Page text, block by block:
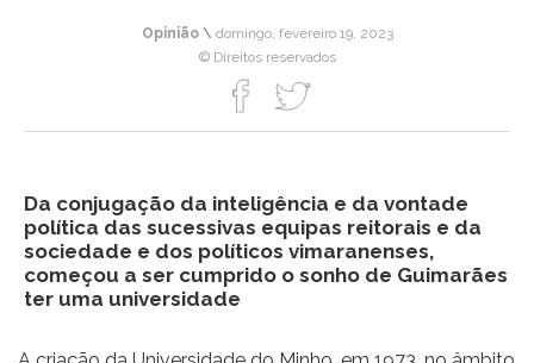
Opinião \ domingo, fevereiro 19, 2023
© Direitos reservados
Da conjugação da inteligência e da vontade
política das sucessivas equipas reitorais e da
sociedade e dos políticos vimaranenses,
começou a ser cumprido o sonho de Guimarães
ter uma universidade